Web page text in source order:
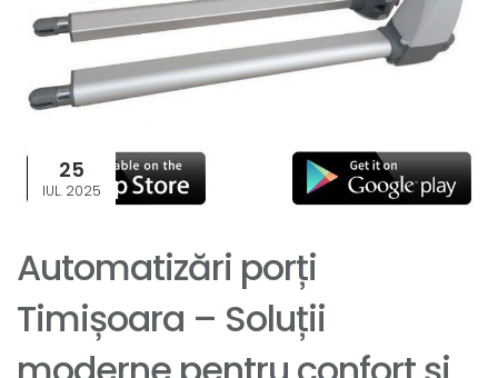
25
IUL. 2025
Automatizări porți
Timișoara – Soluții